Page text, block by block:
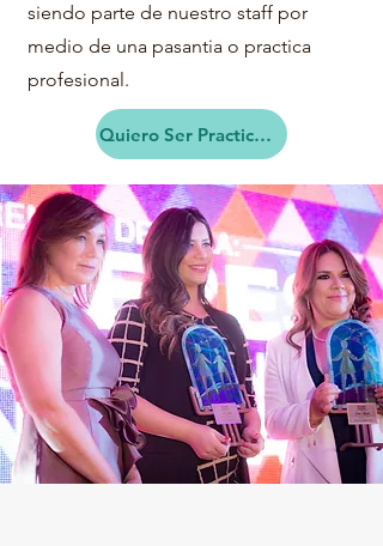
siendo parte de nuestro staff por
medio de una pasantia o practica
profesional.
Quiero Ser Practicante